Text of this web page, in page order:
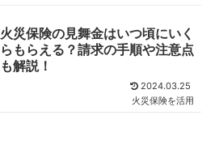
火災保険の見舞金はいつ頃にいく
らもらえる？請求の手順や注意点
も解説！
2024.03.25
火災保険を活用